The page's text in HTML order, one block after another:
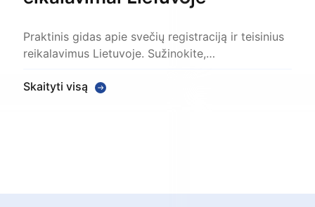
Praktinis gidas apie svečių registraciją ir teisinius
reikalavimus Lietuvoje. Sužinokite,…
Skaityti visą